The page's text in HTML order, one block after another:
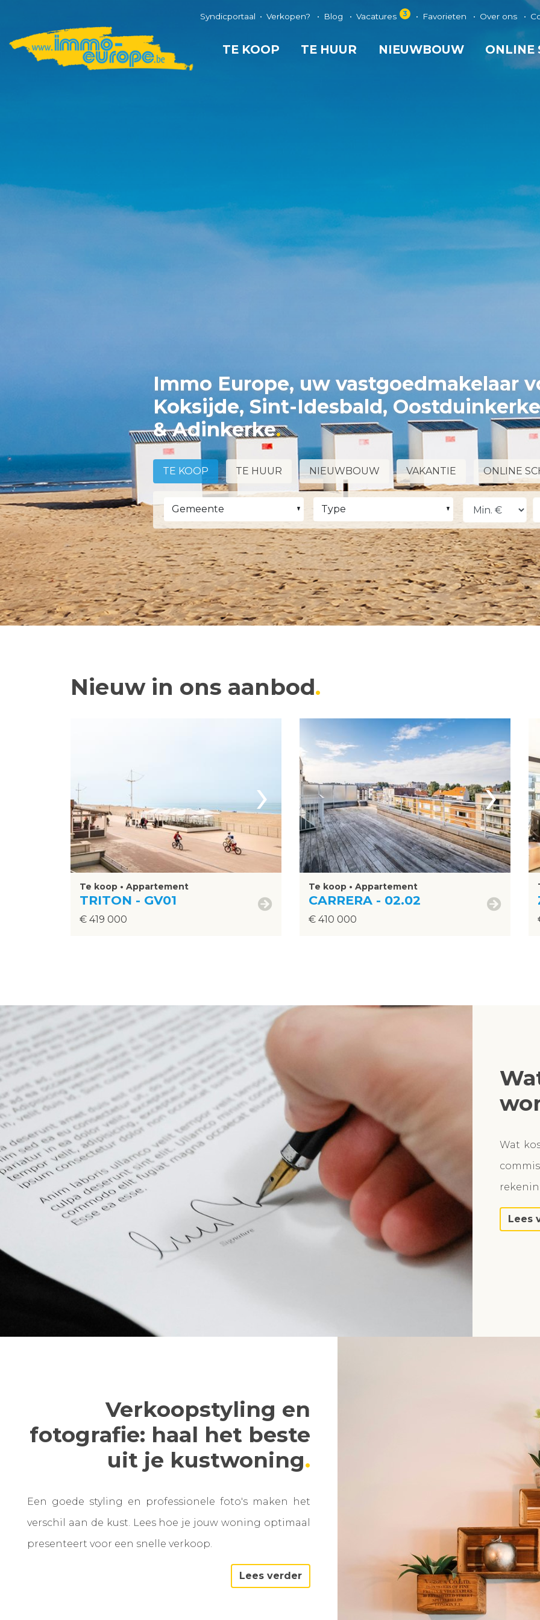
Syndicportaal Verkopen? Blog Vacatures 3 Favorieten Over ons
TE KOOP TE HUUR NIEUWBOUW ONLINE
Immo Europe, uw vastgoedmakelaar
Koksijde, Sint-Idesbald,
& Adinkerke
TE KOOP TE HUUR NIEUWBOUW VAKANTIE ONLINE
Gemeente Type
Nieuw in ons aanbod
›
Te koop • Appartement
TRITON - GV01
€ 419 000
›
Te koop • Appartement
CARRERA - 02.02
€ 410 000
Wat
Lees
Verkoopstyling en
fotografie: haal het beste
uit je kustwoning
Een goede styling en professionele foto's maken het
verschil aan de kust. Lees hoe je jouw woning optimaal
presenteert voor een snelle verkoop.
Lees verder